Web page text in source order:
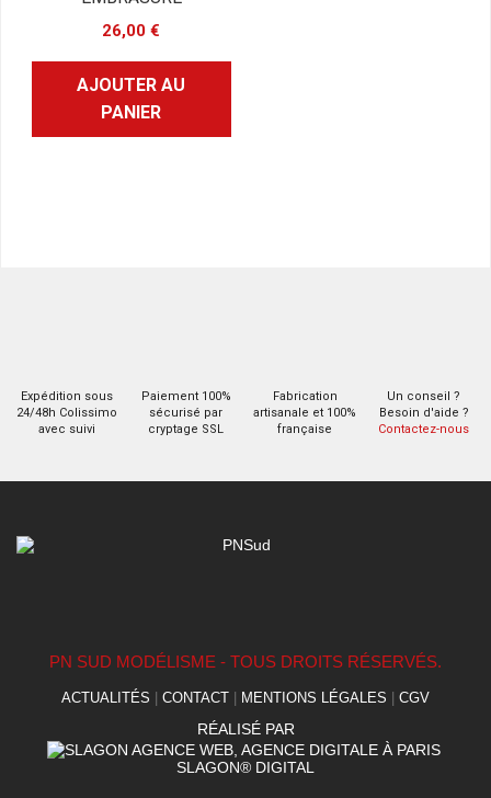
26,00€
AJOUTER AU
PANIER
Expédition sous
24/48h Colissimo
avec suivi
Paiement 100%
sécurisé par
cryptage SSL
Fabrication
artisanale et 100%
française
Un conseil ?
Besoin d'aide ?
Contactez-nous
PN SUD MODÉLISME - TOUS DROITS RÉSERVÉS.
ACTUALITÉS | CONTACT | MENTIONS LÉGALES | CGV
RÉALISÉ PAR
SLAGON® DIGITAL